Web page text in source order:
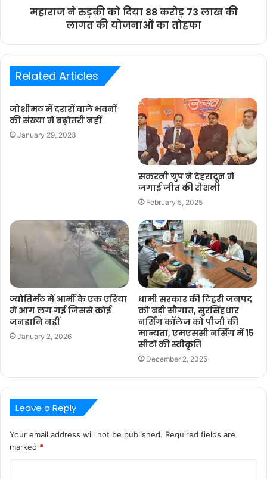
महाराज ने रुड़की को दिया 88 करोड़ 73 लाख की
लागत की योजनाओं का तोहफा
Related Articles
जोशीमठ में दरारों वाले भवनों
की संख्या में बढ़ोतरी नहीं
January 29, 2023
सकरनी ग्रुप ने देहरादून में
जगाई जीत की रोशनी
February 5, 2025
ज्योतिर्मठ में आर्मी के एक एरिया
में आग लग गई जिससे कोई
जनहानि नहीं
January 2, 2026
धामी सरकार की टिहरी जनपद
को बड़ी सौगात, सुरसिंहधार
नर्सिंग कॉलेज को पीजी की
मान्यता, एमएससी नर्सिंग में 15
सीटों की स्वीकृति
December 2, 2025
Leave a Reply
Your email address will not be published. Required fields are
marked *